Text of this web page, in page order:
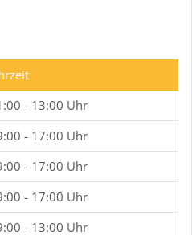
- 13:00 Uhr
- 17:00 Uhr
- 17:00 Uhr
- 17:00 Uhr
- 13:00 Uhr